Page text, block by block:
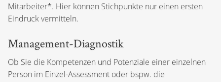
Mitarbeiter*. Hier können Stichpunkte nur einen ersten
Eindruck vermitteln.
Management-Diagnostik
Ob Sie die Kompetenzen und Potenziale einer einzelnen
Person im Einzel-Assessment oder bspw. die